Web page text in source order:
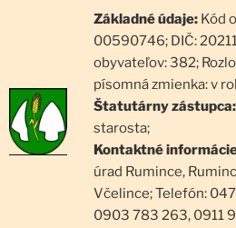
Základné údaje: Kód
00590746; DIČ:
obyvateľov: 382;
písomná zmienka: v
Štatutárny zástupca:
starosta;
Kontaktné
úrad Rumince,
Včelince; Telefón:
0903 783 263, 0911